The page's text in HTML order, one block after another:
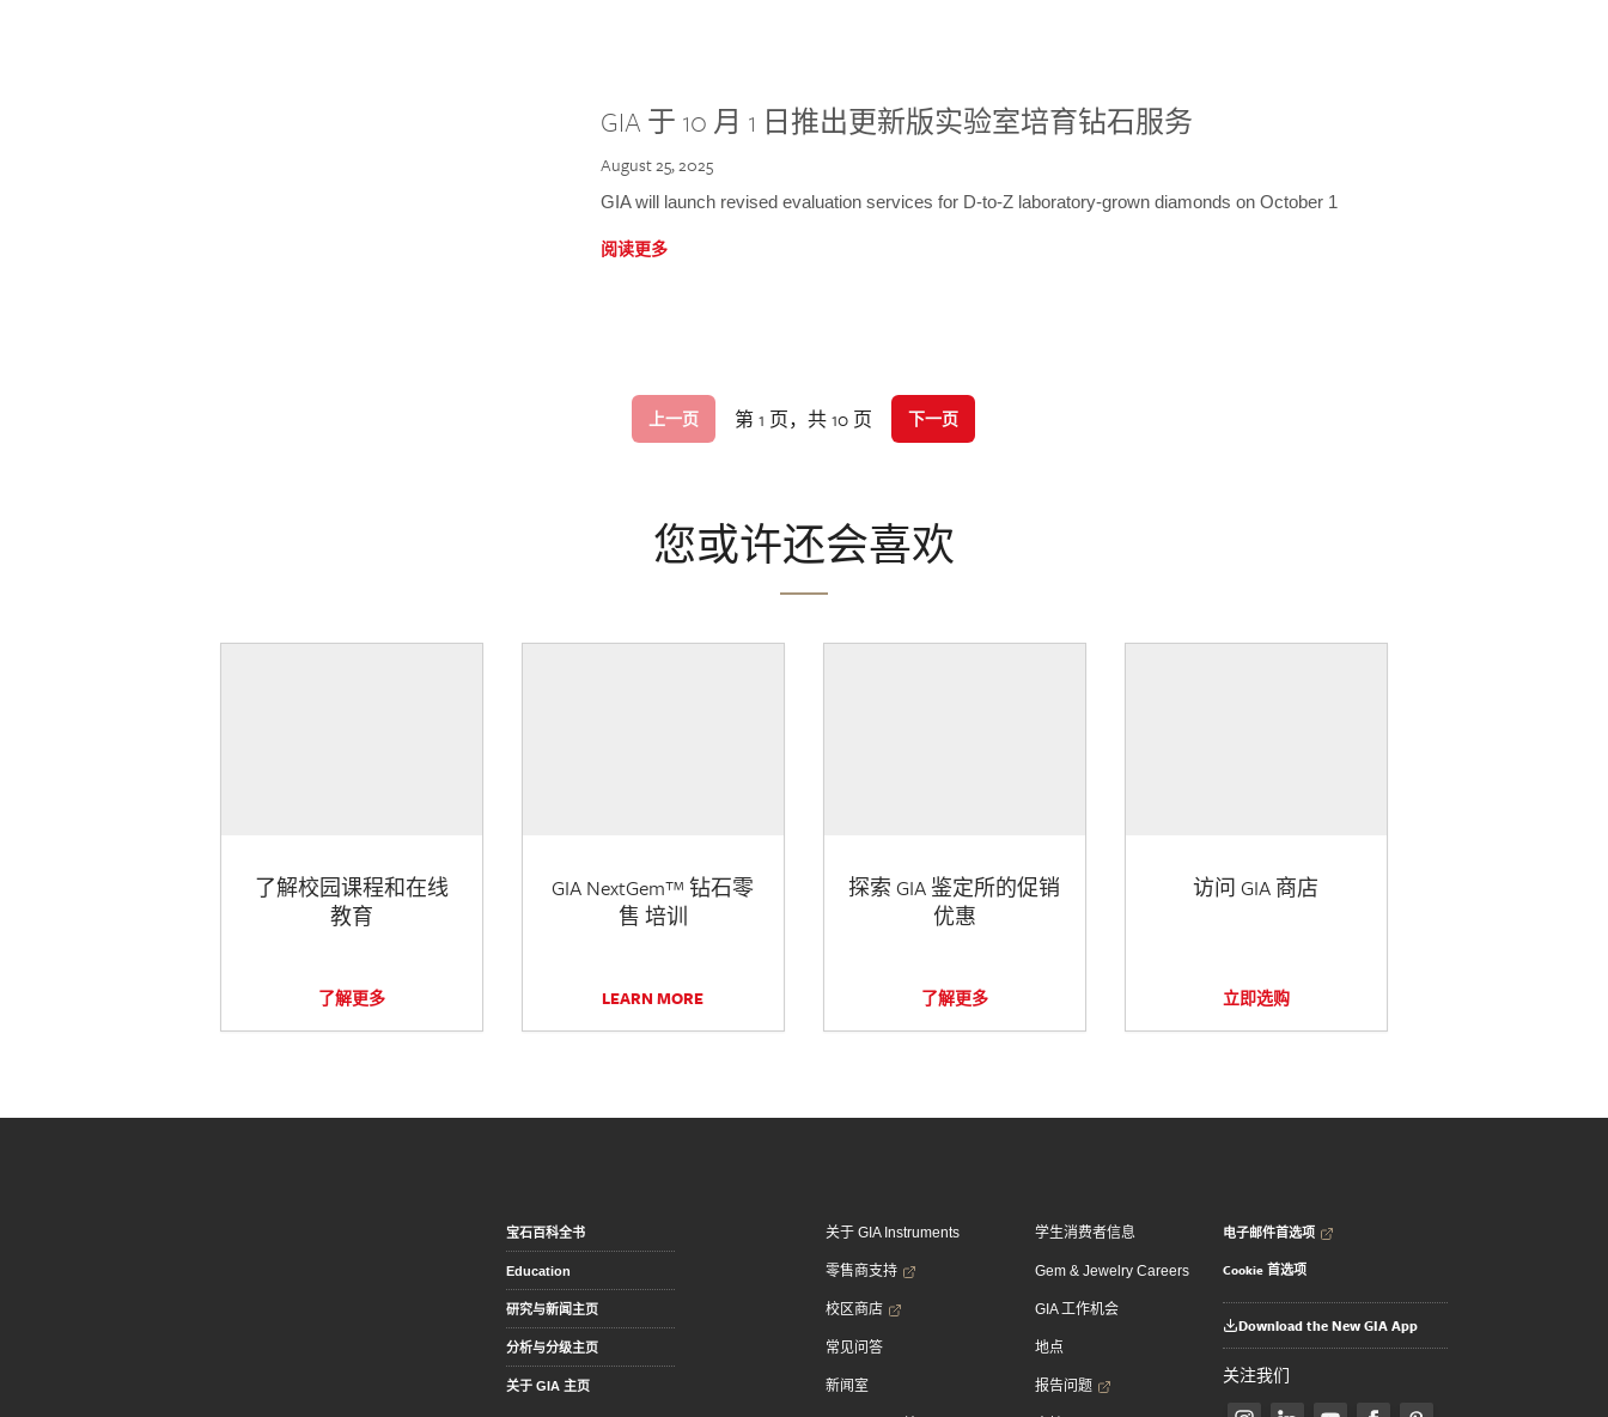
GIA 于 10 月 1 日推出更新版实验室培育钻石服务
August 25, 2025
GIA will launch revised evaluation services for D-to-Z laboratory-grown diamonds on October 1
阅读更多
上一页 第 1 页，共 10 页 下一页
您或许还会喜欢
了解校园课程和在线
教育
了解更多
GIA NextGem™ 钻石零
售 培训
LEARN MORE
探索 GIA 鉴定所的促销
优惠
了解更多
访问 GIA 商店
立即选购
宝石百科全书
Education
研究与新闻主页
分析与分级主页
关于 GIA 主页
关于 GIA Instruments
零售商支持
校区商店
常见问答
新闻室
学生消费者信息
Gem & Jewelry Careers
GIA 工作机会
地点
报告问题
电子邮件首选项
Cookie 首选项
Download the New GIA App
关注我们